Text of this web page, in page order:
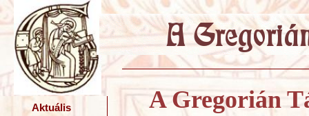
Aktuális
A Gregorián